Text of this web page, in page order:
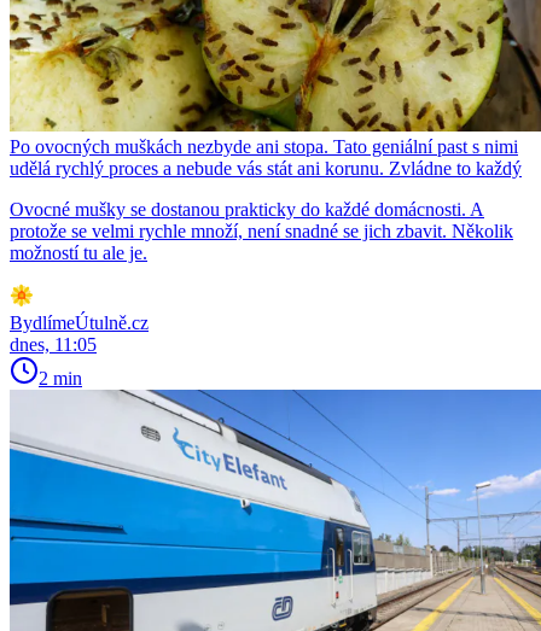
Po ovocných muškách nezbyde ani stopa. Tato geniální past s nimi
udělá rychlý proces a nebude vás stát ani korunu. Zvládne to každý
Ovocné mušky se dostanou prakticky do každé domácnosti. A
protože se velmi rychle množí, není snadné se jich zbavit. Několik
možností tu ale je.
BydlímeÚtulně.cz
dnes, 11:05
2 min